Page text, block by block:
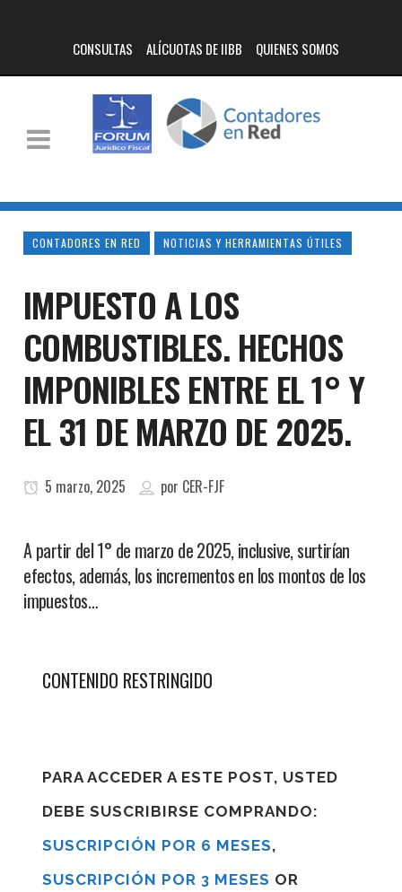
CONSULTAS ALÍCUOTAS DE IIBB QUIENES SOMOS
CONTADORES EN RED NOTICIAS Y HERRAMIENTAS ÚTILES
IMPUESTO A LOS
COMBUSTIBLES. HECHOS
IMPONIBLES ENTRE EL 1° Y
EL 31 DE MARZO DE 2025.
5 marzo, 2025 por CER-FJF
A partir del 1° de marzo de 2025, inclusive, surtirían
efectos, además, los incrementos en los montos de los
impuestos…
CONTENIDO RESTRINGIDO
PARA ACCEDER A ESTE POST, USTED
DEBE SUSCRIBIRSE COMPRANDO:
SUSCRIPCIÓN POR 6 MESES,
SUSCRIPCIÓN POR 3 MESES OR